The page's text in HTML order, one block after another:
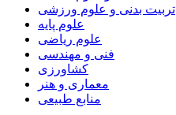
تربیت بدنی و علوم ورزشی
علوم پایه
علوم ریاضی
فنی و مهندسی
کشاورزی
معماری و هنر
منابع طبیعی